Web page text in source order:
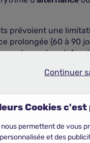
prévoient une
prolongée (60 à 90
pour le vol. Au-
ces conditions
en cas de sinistre
Continuer
Cookies c'est
permettent de vous
et des
Continuer